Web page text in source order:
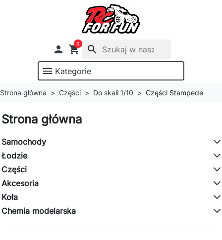
 shopping_cart
0
search
menu Kategorie
Strona główna Części Do skali 1/10 Części Stampede
Strona główna
Samochody
Łodzie
Części
Akcesoria
Koła
Chemia modelarska